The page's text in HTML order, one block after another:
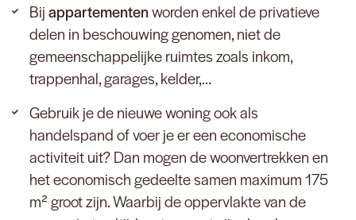
Bijappartementenworden enkel de privatieve
delen in beschouwing genomen, niet de
gemeenschappelijke ruimtes zoals inkom,
trappenhal, garages, kelder,…
Gebruik je de nieuwe woning ook als
handelspand of voer je er een economische
activiteit uit? Dan mogen de woonvertrekken en
het economisch gedeelte samen maximum 175
m² groot zijn. Waarbij de oppervlakte van de